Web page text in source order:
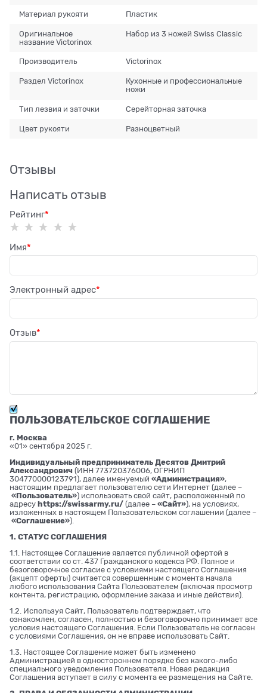
Материал рукояти Пластик
Оригинальное
название Victorinox
Набор из 3 ножей Swiss Classic
Производитель Victorinox
Раздел Victorinox
Кухонные и профессиональные
ножи
Тип лезвия и заточки Серейторная заточка
Цвет рукояти Разноцветный
Отзывы
Написать отзыв
Рейтинг
Имя
Электронный адрес
Отзыв
ПОЛЬЗОВАТЕЛЬСКОЕ СОГЛАШЕНИЕ
г. Москва
«01» сентября 2025 г.
Индивидуальный предприниматель Десятов Дмитрий
Александрович (ИНН 773720376006, ОГРНИП
304770000123791), далее именуемый «Администрация»,
настоящим предлагает пользователю сети Интернет (далее –
«Пользователь») использовать свой сайт, расположенный по
адресу https://swissarmy.ru/ (далее – «Сайт»), на условиях,
изложенных в настоящем Пользовательском соглашении (далее –
«Соглашение»).
1. СТАТУС СОГЛАШЕНИЯ
1.1. Настоящее Соглашение является публичной офертой в
соответствии со ст. 437 Гражданского кодекса РФ. Полное и
безоговорочное согласие с условиями настоящего Соглашения
(акцепт оферты) считается совершенным с момента начала
любого использования Сайта Пользователем (включая просмотр
контента, регистрацию, оформление заказа и иные действия).
1.2. Используя Сайт, Пользователь подтверждает, что
ознакомлен, согласен, полностью и безоговорочно принимает все
условия настоящего Соглашения. Если Пользователь не согласен
с условиями Соглашения, он не вправе использовать Сайт.
1.3. Настоящее Соглашение может быть изменено
Администрацией в одностороннем порядке без какого-либо
специального уведомления Пользователя. Новая редакция
Соглашения вступает в силу с момента ее размещения на Сайте.